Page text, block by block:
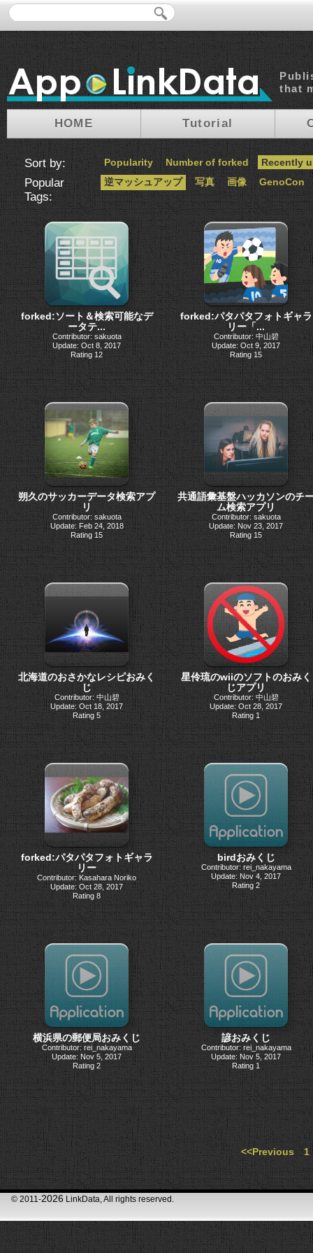
that
HOME Tutorial
Sort by: Popularity Number of forked Recently
Popular
Tags:
逆マッシュアップ 写真 画像 GenoCon
forked:ソート＆検索可能なデ
ータテ...
Contributor: sakuota
Update: Oct 8, 2017
Rating 12
forked:パタパタフォトギャラ
リー「...
Contributor: 中山碧
Update: Oct 9, 2017
Rating 15
朔久のサッカーデータ検索アプ
リ
Contributor: sakuota
Update: Feb 24, 2018
Rating 15
共通語彙基盤ハッカソンのチ
ム検索アプリ
Contributor: sakuota
Update: Nov 23, 2017
Rating 15
北海道のおさかなレシピおみく
じ
Contributor: 中山碧
Update: Oct 18, 2017
Rating 5
星伶琉のwiiのソフトのおみく
じアプリ
Contributor: 中山碧
Update: Oct 28, 2017
Rating 1
forked:パタパタフォトギャラ
リー
Contributor: Kasahara Noriko
Update: Oct 28, 2017
Rating 8
birdおみくじ
Contributor: rei_nakayama
Update: Nov 4, 2017
Rating 2
横浜県の郵便局おみくじ
Contributor: rei_nakayama
Update: Nov 5, 2017
Rating 2
諺おみくじ
Contributor: rei_nakayama
Update: Nov 5, 2017
Rating 1
<<Previous 1
© 2011-2026 LinkData, All rights reserved.